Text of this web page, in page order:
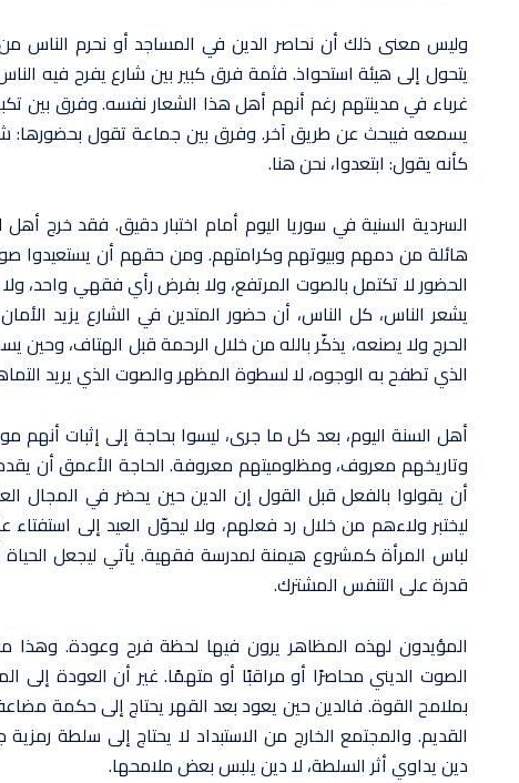
وليس معنى ذلك أن نحاصر الدين في المساجد أو نحرم الناس من
يتحول إلى هيئة استحواذ. فثمة فرق كبير بين شارع يفرح فيه
غرباء في مدينتهم رغم أنهم أهل هذا الشعار نفسه. وفرق بين
يسمعه فيبحث عن طريق آخر. وفرق بين جماعة تقول بحضورها:
كأنه يقول: ابتعدوا، نحن هنا.
السردية السنية في سوريا اليوم أمام اختبار دقيق. فقد خرج
هائلة من دمهم وبيوتهم وكرامتهم. ومن حقهم أن يستعيدوا
الحضور لا تكتمل بالصوت المرتفع، ولا بفرض رأي فقهي واحد،
يشعر الناس، كل الناس، أن حضور المتدين في الشارع يزيد
الحرج ولا يصنعه، يذكّر بالله من خلال الرحمة قبل الهتاف، وحين
الذي تطفح به الوجوه، لا لسطوة المظهر والصوت الذي يريد
أهل السنة اليوم، بعد كل ما جرى، ليسوا بحاجة إلى إثبات
وتاريخهم معروف، ومظلوميتهم معروفة. الحاجة الأعمق أن
أن يقولوا بالفعل قبل القول إن الدين حين يحضر في المجال
ليختبر ولاءهم من خلال رد فعلهم، ولا ليحوّل العيد إلى
لباس المرأة كمشروع هيمنة لمدرسة فقهية. يأتي ليجعل الحياة
قدرة على التنفس المشترك.
المؤيدون لهذه المظاهر يرون فيها لحظة فرح وعودة.
الصوت الديني محاصرًا أو مراقبًا أو متهمًا. غير أن العودة إلى
بملامح القوة. فالدين حين يعود بعد القهر يحتاج إلى حكمة
القديم. والمجتمع الخارج من الاستبداد لا يحتاج إلى سلطة
دين يداوي أثر السلطة، لا دين يلبس بعض ملامحها.